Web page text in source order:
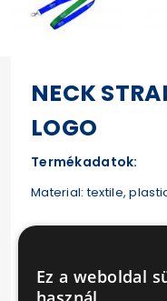
NECK
LOGO
Termékadatok:
Material: textile,
Colour: blue and
Ez a weboldal